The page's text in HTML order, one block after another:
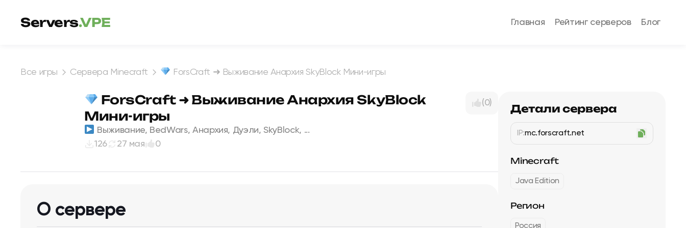
Servers.VPE Главная Рейтинг серверов Блог
Все игры Сервера Minecraft ForsCraft ➜ Выживание Анархия SkyBlock Мини-игры
ForsCraft ➜ Выживание Анархия SkyBlock
Мини-игры
Выживание, BedWars, Анархия, Дуэли, SkyBlock, ...
126
27 мая 0
(0)
О сервере
Детали сервера
IP:mc.forscraft.net
Minecraft
Java Edition
Регион
Россия